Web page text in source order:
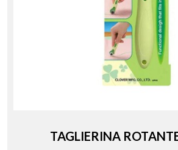
TAGLIERINA